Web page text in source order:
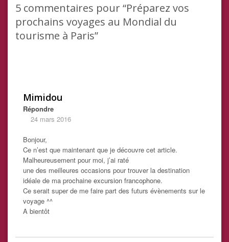
5 commentaires pour “Préparez vos
prochains voyages au Mondial du
tourisme à Paris”
Mimidou
Répondre
24 mars 2016
Bonjour,
Ce n’est que maintenant que je découvre cet article.
Malheureusement pour moi, j’ai raté
une des meilleures occasions pour trouver la destination
idéale de ma prochaine excursion francophone.
Ce serait super de me faire part des futurs évènements sur le
voyage ^^
A bientôt